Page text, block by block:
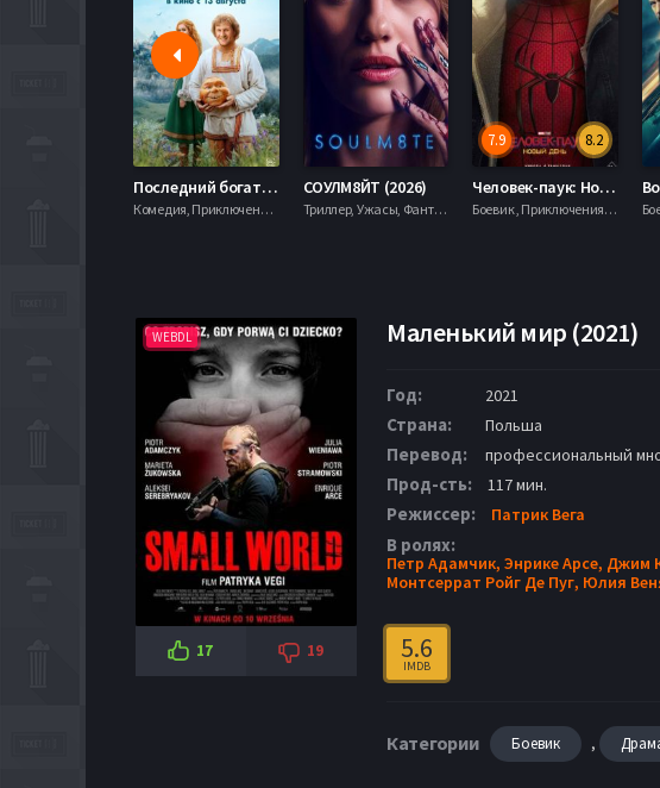
Последний богатырь. Колобок (2026)
Комедия, Приключения, Фэнтези,
СОУЛМ8ЙТ (2026)
Триллер, Ужасы, Фантастика,
8.2
7.9
Человек-паук: Новый день (2026)
Боевик , Приключения, Фантастика, Фэнтези,
WEBDL
17 19
Маленький мир (2021)
Год: 2021
Страна: Польша
Перевод: профессиональный
Прод-сть: 117 мин.
Режиссер: Патрик Вега
В ролях:
Петр Адамчик, Энрике Арсе, Джим
Монтсеррат Ройг Де Пуг, Юлия
5.6
IMDB
Категории Боевик ,